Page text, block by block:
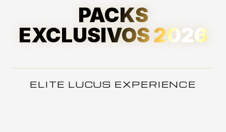
PACKS
EXCLUSIVOS 2026
ELITE LUCUS EXPERIENCE